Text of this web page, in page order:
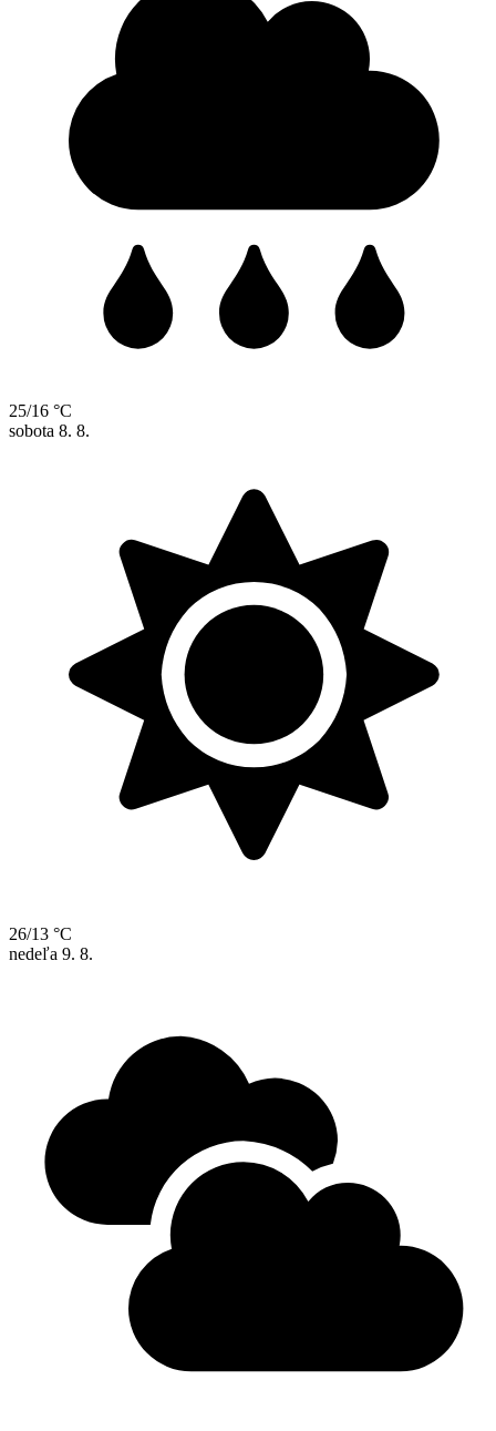
25/16 °C
sobota 8. 8.
26/13 °C
nedeľa 9. 8.